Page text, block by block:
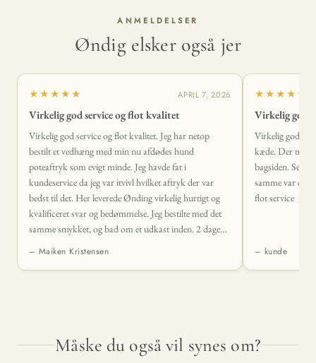
ANMELDELSER
Øndig elsker også jer
★★★★★ APRIL 7, 2026
Virkelig god service og flot kvalitet
Virkelig god service og flot kvalitet. Jeg har netop
bestilt et vedhæng med min nu afdødes hund
poteaftryk som evigt minde. Jeg havde fat i
kundeservice da jeg var itvivl hvilket aftryk der var
bedst til det. Her leverede Ønding virkelig hurtigt og
kvalificeret svar og bedømmelse. Jeg bestilte med det
samme smykket, og bad om et udkast inden. 2 dage
– Maiken Kristensen
★★★★★
Virkelig god
Virkelig god
kæde. Der
bagsiden.
samme var der
flot service
– kunde
Måske du også vil synes om?